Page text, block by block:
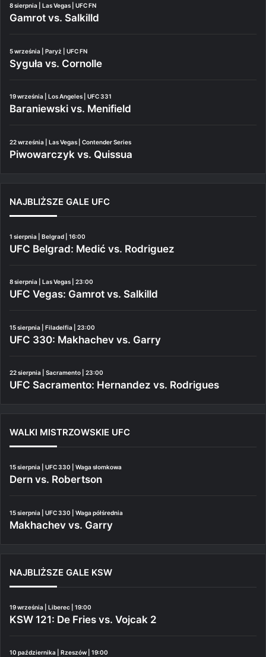
8 sierpnia | Las Vegas | UFC FN
Gamrot vs. Salkilld
5 września | Paryż | UFC FN
Syguła vs. Cornolle
19 września | Los Angeles | UFC 331
Baraniewski vs. Menifield
22 września | Las Vegas | Contender Series
Piwowarczyk vs. Quissua
NAJBLIŻSZE GALE UFC
1 sierpnia | Belgrad | 16:00
UFC Belgrad: Medić vs. Rodriguez
8 sierpnia | Las Vegas | 23:00
UFC Vegas: Gamrot vs. Salkilld
15 sierpnia | Filadelfia | 23:00
UFC 330: Makhachev vs. Garry
22 sierpnia | Sacramento | 23:00
UFC Sacramento: Hernandez vs. Rodrigues
WALKI MISTRZOWSKIE UFC
15 sierpnia | UFC 330 | Waga słomkowa
Dern vs. Robertson
15 sierpnia | UFC 330 | Waga półśrednia
Makhachev vs. Garry
NAJBLIŻSZE GALE KSW
19 września | Liberec | 19:00
KSW 121: De Fries vs. Vojcak 2
10 października | Rzeszów | 19:00